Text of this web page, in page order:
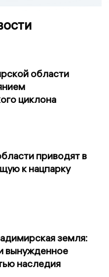
области
циклона
приводят в
к нацпарку
земля:
вынужденное
наследия